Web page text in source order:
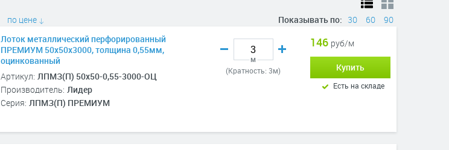
по цене Показывать по: 30 60
90
Лоток металлический перфорированный
ПРЕМИУМ 50х50х3000, толщина 0,55мм,
оцинкованный
Артикул: ЛПМЗ(П) 50х50-0,55-3000-ОЦ
Производитель: Лидер
Серия: ЛПМЗ(П) ПРЕМИУМ
м
(Кратность: 3м)
146 руб/м
Купить
Есть на складе